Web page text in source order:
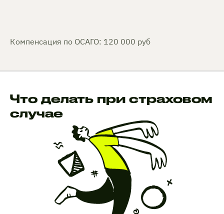
Компенсация по ОСАГО: 120 000 руб
Что делать при страховом
случае